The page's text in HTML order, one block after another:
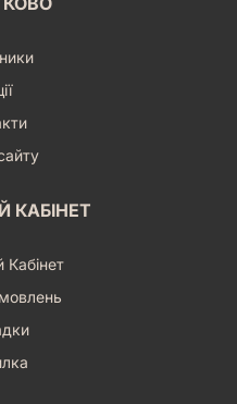
та найвеселіших
уявити! З нею кожен вечір
КАБІНЕТ
Кабінет